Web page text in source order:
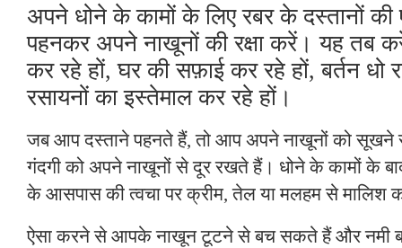
अपने धोने के कामों के लिए रबर के दस्तानों की
पहनकर अपने नाखूनों की रक्षा करें। यह तब
कर रहे हों, घर की सफ़ाई कर रहे हों, बर्तन धो
रसायनों का इस्तेमाल कर रहे हों।
जब आप दस्ताने पहनते हैं, तो आप अपने नाखूनों को सूखने
गंदगी को अपने नाखूनों से दूर रखते हैं। धोने के कामों के
के आसपास की त्वचा पर क्रीम, तेल या मलहम से मालिश
ऐसा करने से आपके नाखून टूटने से बच सकते हैं और नमी